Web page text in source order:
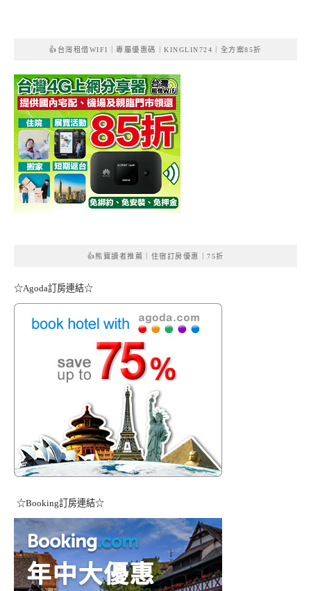
👍台灣租借WIFI｜專屬優惠碼｜KINGLIN724｜全方案85折
👍熊寶讀者推薦｜住宿訂房優惠｜75折
☆Agoda訂房連結☆
☆Booking訂房連結☆